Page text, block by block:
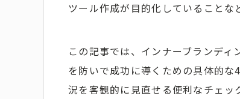
ツール作成が目的化していることな
この記事では、インナーブランデ
を防いで成功に導くための具体的
況を客観的に見直せる便利なチェ